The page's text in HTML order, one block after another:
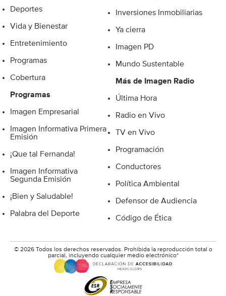
Deportes
Vida y Bienestar
Entretenimiento
Programas
Cobertura
Programas
Imagen Empresarial
Imagen Informativa Primera
Emisión
¡Que tal Fernanda!
Imagen Informativa
Segunda Emisión
¡Bien y Saludable!
Palabra del Deporte
Inversiones Inmobiliarias
Ya cierra
Imagen PD
Mundo Sustentable
Más de Imagen Radio
Última Hora
Radio en Vivo
TV en Vivo
Programación
Conductores
Política Ambiental
Defensor de Audiencia
Código de Ética
© 2026 Todos los derechos reservados. Prohibida la reproducción total o
parcial, incluyendo cualquier medio electrónico*